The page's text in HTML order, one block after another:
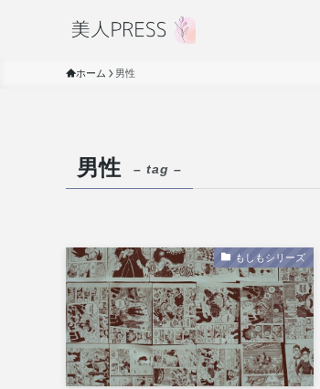
ホーム 男性
男性 – tag –
もしもシリーズ